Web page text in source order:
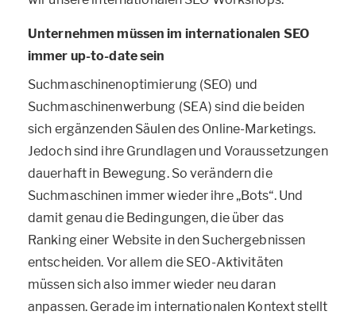
Unternehmen müssen im internationalen SEO
immer up-to-date sein
Suchmaschinenoptimierung (SEO) und
Suchmaschinenwerbung (SEA) sind die beiden
sich ergänzenden Säulen des Online-Marketings.
Jedoch sind ihre Grundlagen und Voraussetzungen
dauerhaft in Bewegung. So verändern die
Suchmaschinen immer wieder ihre „Bots“. Und
damit genau die Bedingungen, die über das
Ranking einer Website in den Suchergebnissen
entscheiden. Vor allem die SEO-Aktivitäten
müssen sich also immer wieder neu daran
anpassen. Gerade im internationalen Kontext stellt